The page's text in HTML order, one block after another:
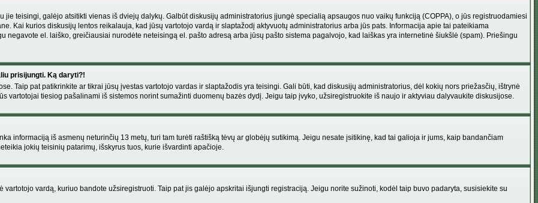
teisingi, galėjo atsitikti vienas iš dviejų dalykų. Galbūt diskusijų administratorius įjungė specialią apsaugos nuo vaikų funkciją (COPPA), o jūs registruodamiesi
Kai kurios diskusijų lentos reikalauja, kad jūsų vartotojo vardą ir slaptažodį aktyvuotų administratorius arba jūs pats. Informacija apie tai pateikiama
negavote el. laiško, greičiausiai nurodėte neteisingą el. pašto adresą arba jūsų pašto sistema pagalvojo, kad laiškas yra internetinė šiukšlė (spam). Priešingu
prisijungti. Ką daryti?!
Taip pat patikrinkite ar tikrai jūsų įvestas vartotojo vardas ir slaptažodis yra teisingi. Gali būti, kad diskusijų administratorius, dėl kokių nors priežasčių, ištrynė
vartotojai tiesiog pašalinami iš sistemos norint sumažinti duomenų bazės dydį. Jeigu taip įvyko, užsiregistruokite iš naujo ir aktyviau dalyvaukite diskusijose.
informaciją iš asmenų neturinčių 13 metų, turi tam turėti raštišką tėvų ar globėjų sutikimą. Jeigu nesate įsitikinę, kad tai galioja ir jums, kaip bandančiam
jokių teisinių patarimų, išskyrus tuos, kurie išvardinti apačioje.
vardą, kuriuo bandote užsiregistruoti. Taip pat jis galėjo apskritai išjungti registraciją. Jeigu norite sužinoti, kodėl taip buvo padaryta, susisiekite su